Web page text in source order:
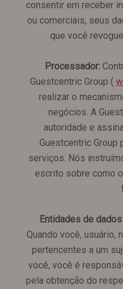
consentir em receber
ou comerciais, seus
que você
Processador:
Guestcentric Group (
realizar o
negócios. A
autoridade e
Guestcentric Group
serviços. Nós
escrito sobre como
Entidades de
Quando você,
pertencentes a um
você, você é
pela obtenção do